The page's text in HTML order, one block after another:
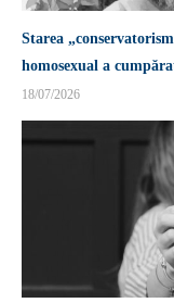
Starea
homosexual a
18/07/2026